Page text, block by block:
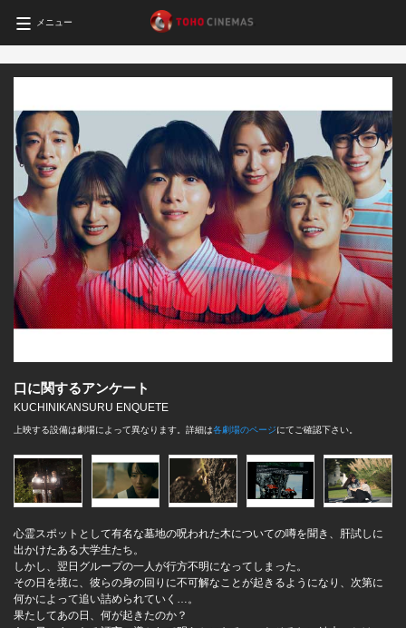
メニュー
口に関するアンケート
KUCHINIKANSURU ENQUETE
上映する設備は劇場によって異なります。詳細は各劇場のページにてご確認下さい。
心霊スポットとして有名な墓地の呪われた木についての噂を聞き、肝試しに
出かけたある大学生たち。
しかし、翌日グループの一人が行方不明になってしまった。
その日を境に、彼らの身の回りに不可解なことが起きるようになり、次第に
何かによって追い詰められていく…。
果たしてあの日、何が起きたのか？